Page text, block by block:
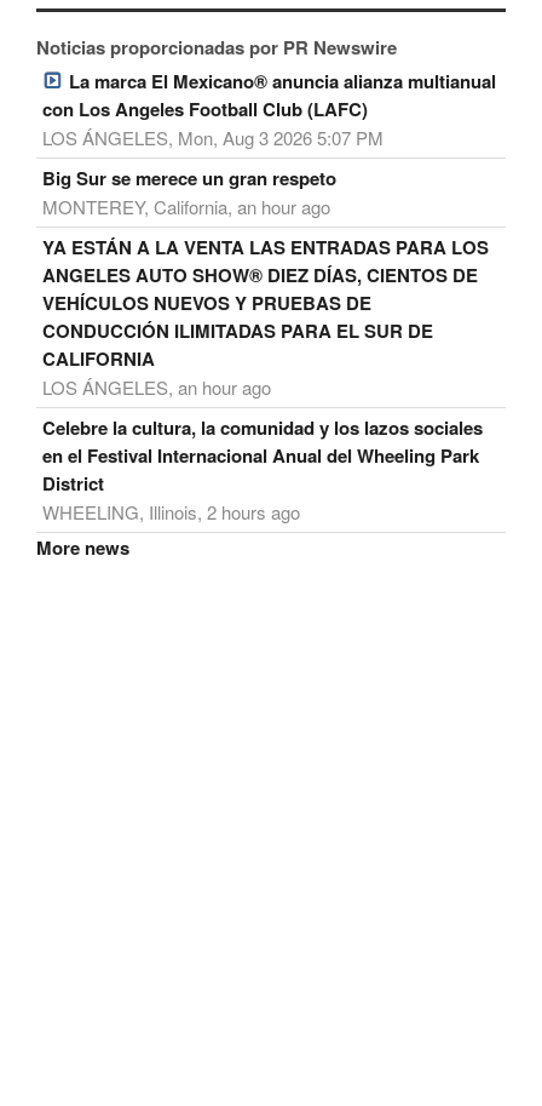
Noticias proporcionadas por PR Newswire
La marca El Mexicano® anuncia alianza multianual
con Los Angeles Football Club (LAFC)
LOS ÁNGELES, Mon, Aug 3 2026 5:07 PM
Big Sur se merece un gran respeto
MONTEREY, California, an hour ago
YA ESTÁN A LA VENTA LAS ENTRADAS PARA LOS
ANGELES AUTO SHOW® DIEZ DÍAS, CIENTOS DE
VEHÍCULOS NUEVOS Y PRUEBAS DE
CONDUCCIÓN ILIMITADAS PARA EL SUR DE
CALIFORNIA
LOS ÁNGELES, an hour ago
Celebre la cultura, la comunidad y los lazos sociales
en el Festival Internacional Anual del Wheeling Park
District
WHEELING, Illinois, 2 hours ago
More news